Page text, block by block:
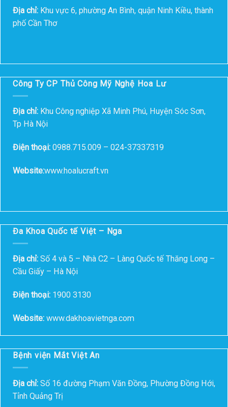
Địa chỉ: Khu vực 6, phường An Bình, quận Ninh Kiều, thành
phố Cần Thơ
Công Ty CP Thủ Công Mỹ Nghệ Hoa Lư
Địa chỉ: Khu Công nghiệp Xã Minh Phú, Huyện Sóc Sơn,
Tp Hà Nội
Điện thoại: 0988.715.009 – 024-37337319
Website:www.hoalucraft.vn
Đa Khoa Quốc tế Việt – Nga
Địa chỉ: Số 4 và 5 – Nhà C2 – Làng Quốc tế Thăng Long –
Cầu Giấy – Hà Nội
Điện thoại: 1900 3130
Website: www.dakhoavietnga.com
Bệnh viện Mắt Việt An
Địa chỉ: Số 16 đường Phạm Văn Đồng, Phường Đồng Hới,
Tỉnh Quảng Trị